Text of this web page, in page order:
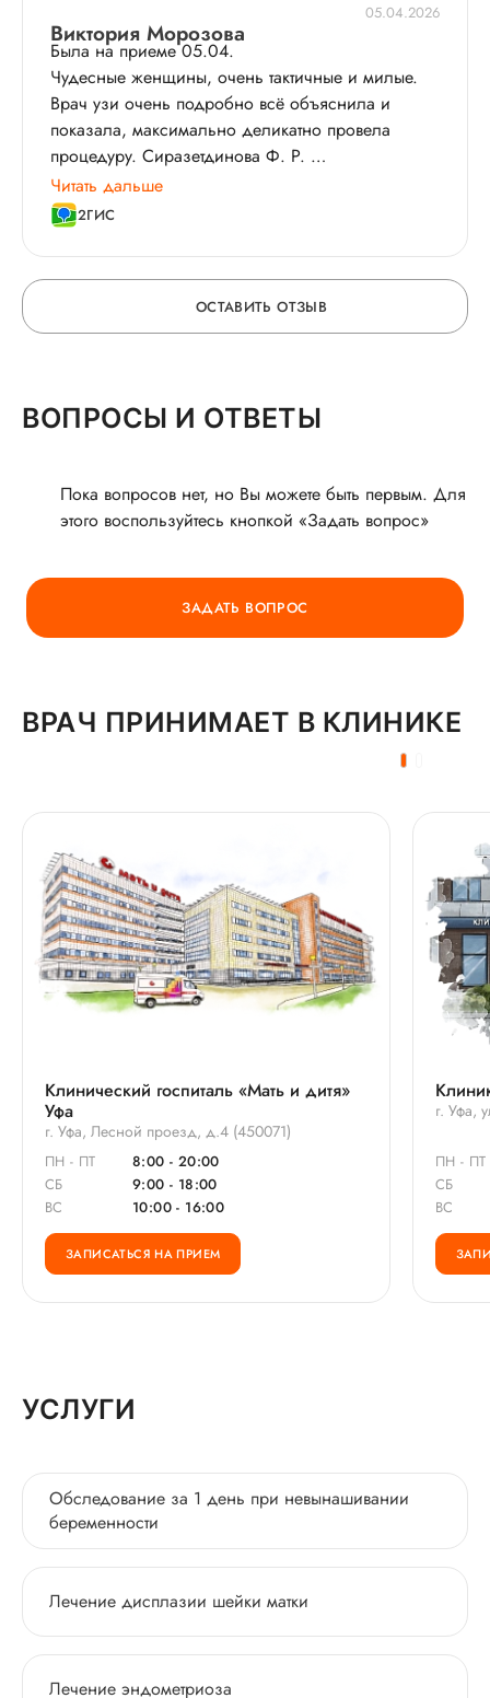
05.04.2026
Виктория Морозова
Была на приеме 05.04.
Чудесные женщины, очень тактичные и милые.
Врач узи очень подробно всё объяснила и
показала, максимально деликатно провела
процедуру. Сиразетдинова Ф. Р.
Также акушер-гинеколог Аглиуллина А.Д.
прекрасный специалист.
В клинике как всегда всё на высоте, чисто, уютно.
Читать дальше
2ГИС
ОСТАВИТЬ ОТЗЫВ
ГОРЯЧАЯ ЛИНИЯ КАЧЕСТВА
ВОПРОСЫ И ОТВЕТЫ
Пока вопросов нет, но Вы можете быть первым. Для
этого воспользуйтесь кнопкой «Задать вопрос»
ЗАДАТЬ ВОПРОС
ВРАЧ ПРИНИМАЕТ В КЛИНИКЕ
Клинический госпиталь «Мать и дитя»
Уфа
г. Уфа, Лесной проезд, д.4 (450071)
ПН - ПТ
8:00 - 20:00
СБ
9:00 - 18:00
ВС
10:00 - 16:00
ЗАПИСАТЬСЯ НА ПРИЕМ
г. Уфа,
ПН - ПТ
СБ
ВС
УСЛУГИ
Обследование за 1 день при невынашивании
беременности
Лечение дисплазии шейки матки
Лечение эндометриоза